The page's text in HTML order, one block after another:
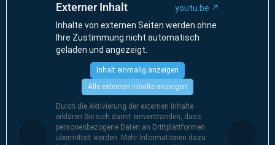
Externer Inhalt
youtu.be
Inhalte von externen Seiten werden ohne
Ihre Zustimmung nicht automatisch
geladen und angezeigt.
Inhalt einmalig anzeigen
Alle externen Inhalte anzeigen
Durch die Aktivierung der externen Inhalte
erklären Sie sich damit einverstanden, dass
personenbezogene Daten an Drittplattformen
übermittelt werden. Mehr Informationen dazu